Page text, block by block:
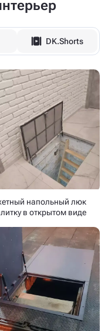
DK.Shorts
напольный люк
в открытом виде